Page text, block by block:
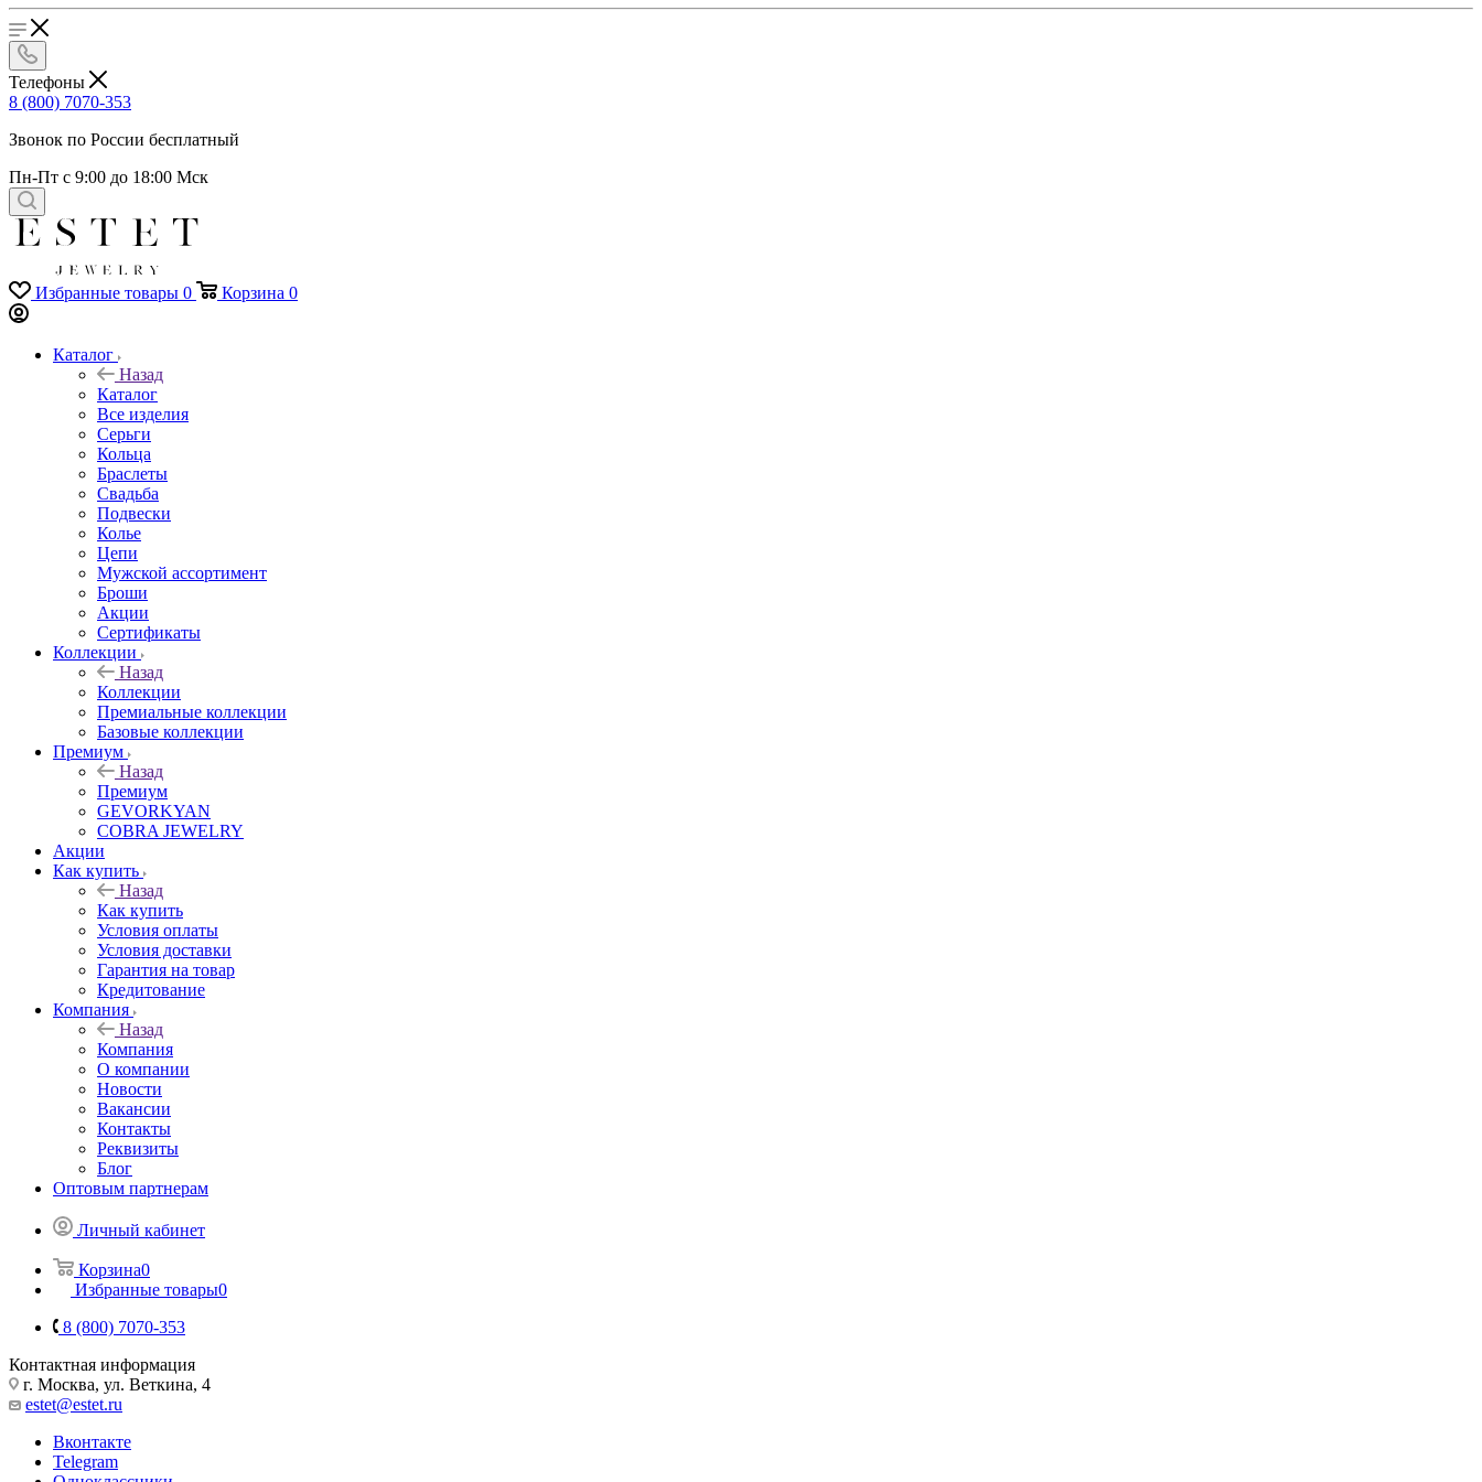
Телефоны
8 (800) 7070-353
Звонок по России бесплатный
Пн-Пт с 9:00 до 18:00 Мск
Избранные товары 0 Корзина 0
Каталог
Назад
Каталог
Все изделия
Серьги
Кольца
Браслеты
Свадьба
Подвески
Колье
Цепи
Мужской ассортимент
Броши
Акции
Сертификаты
Коллекции
Назад
Коллекции
Премиальные коллекции
Базовые коллекции
Премиум
Назад
Премиум
GEVORKYAN
COBRA JEWELRY
Акции
Как купить
Назад
Как купить
Условия оплаты
Условия доставки
Гарантия на товар
Кредитование
Компания
Назад
Компания
О компании
Новости
Вакансии
Контакты
Реквизиты
Блог
Оптовым партнерам
Личный кабинет
Корзина0
Избранные товары0
8 (800) 7070-353
Контактная информация
г. Москва, ул. Веткина, 4
estet@estet.ru
Вконтакте
Telegram